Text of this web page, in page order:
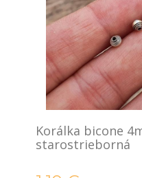
Korálka bicone
starostrieborná